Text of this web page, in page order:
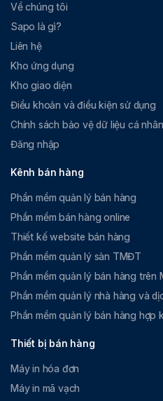
tin
nhắn
6
SL KH
chăm
sóc -
nhắn
7
SL KH
chăm
sóc -
luận
8
Thời
gian
phản
hồi -
bình
luận
Thời gian trung
bình luận khách
luận mà nhân
chuyể
Bình
luận
Số khách hàng
được nhân viên
Về chúng tôi
Sapo là gì?
Liên hệ
Kho ứng dụng
Kho giao diện
Điều khoản và điều kiện sử dụng
Chính sách bảo vệ dữ liệu cá nhân
Đăng nhập
Kênh bán hàng
Phần mềm quản lý bán hàng
Phần mềm bán hàng online
Thiết kế website bán hàng
Phần mềm quản lý sàn TMĐT
Phần mềm quản lý bán hàng trên
Phần mềm quản lý nhà hàng và
Phần mềm quản lý bán hàng hợp
Thiết bị bán hàng
Máy in hóa đơn
Máy in mã vạch